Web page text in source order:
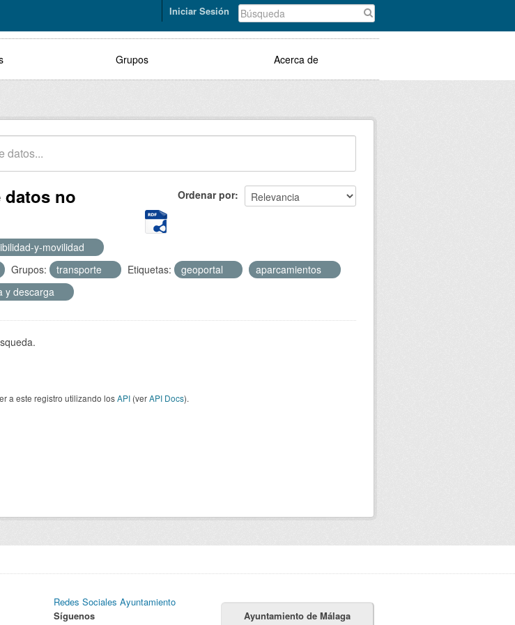
Iniciar Sesión
Grupos Acerca de
Ordenar por
no
y-movilidad
Grupos: transporte Etiquetas: geoportal
aparcamientos
y descarga
a este registro utilizando losAPI (verAPI Docs).
Redes Sociales Ayuntamiento
Síguenos
Ayuntamiento de Málaga